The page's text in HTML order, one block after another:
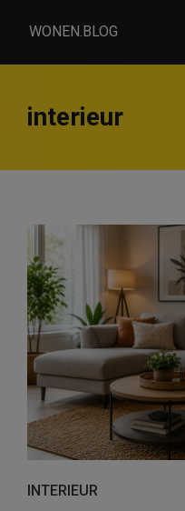
WONEN.BLOG
interieur
INTERIEUR